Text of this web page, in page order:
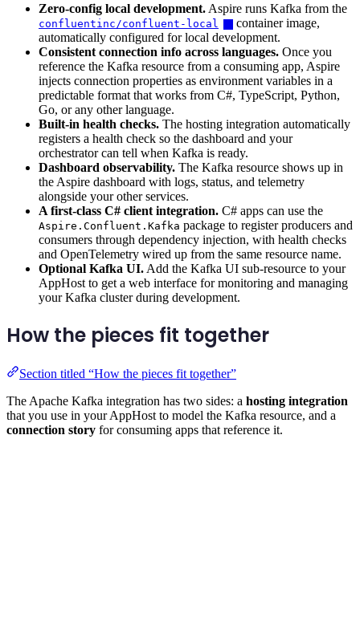
Zero-config local development. Aspire runs Kafka from the
confluentinc/confluent-local
container image,
automatically configured for local development.
Consistent connection info across languages. Once you
reference the Kafka resource from a consuming app, Aspire
injects connection properties as environment variables in a
predictable format that works from C#, TypeScript, Python,
Go, or any other language.
Built-in health checks. The hosting integration automatically
registers a health check so the dashboard and your
orchestrator can tell when Kafka is ready.
Dashboard observability. The Kafka resource shows up in
the Aspire dashboard with logs, status, and telemetry
alongside your other services.
A first-class C# client integration. C# apps can use the
Aspire.Confluent.Kafka package to register producers and
consumers through dependency injection, with health checks
and OpenTelemetry wired up from the same resource name.
Optional Kafka UI. Add the Kafka UI sub-resource to your
AppHost to get a web interface for monitoring and managing
your Kafka cluster during development.
How the pieces fit together
Section titled “How the pieces fit together”
The Apache Kafka integration has two sides: a hosting integration
that you use in your AppHost to model the Kafka resource, and a
connection story for consuming apps that reference it.